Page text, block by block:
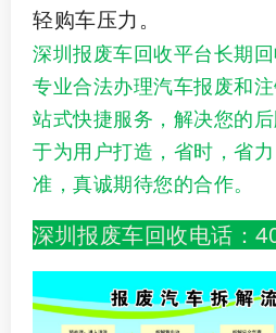
轻购车压力。
深圳报废车回收平台长期
专业合法办理汽车报废和
站式快捷服务，解决您的
于为用户打造，省时，省
准，真诚期待您的合作。
深圳报废车回收电话：